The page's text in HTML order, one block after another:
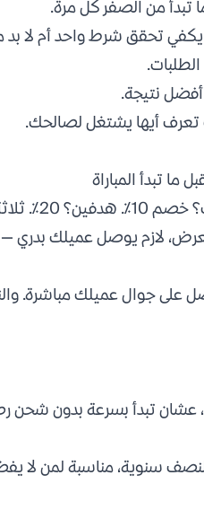
تبدأ من الصفر كل مرة.
تحقق شرط واحد أم لا بد
نتيجة.
تعرف أيها يشتغل لصالحك.
تبدأ المباراة
لازم يوصل عميلك
جوال عميلك مباشرة.
سنوية، مناسبة لمن لا